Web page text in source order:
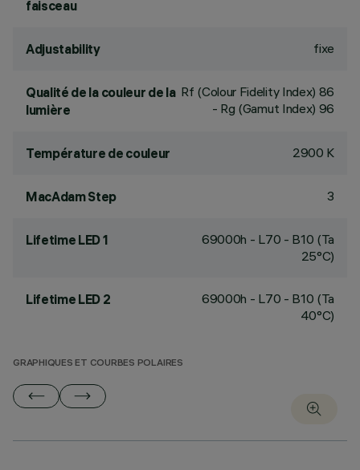
faisceau
Adjustability fixe
Qualité de la couleur de la
lumière
Rf (Colour Fidelity Index) 86
- Rg (Gamut Index) 96
Température de couleur 2900 K
MacAdam Step 3
Lifetime LED 1
69000h - L70 - B10 (Ta
25°C)
Lifetime LED 2
69000h - L70 - B10 (Ta
40°C)
GRAPHIQUES ET COURBES POLAIRES